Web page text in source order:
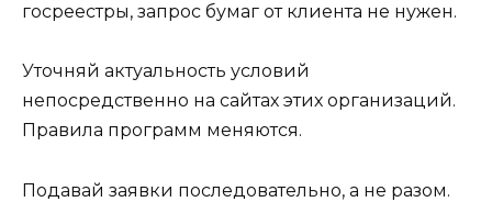
госреестры, запрос бумаг от клиента не нужен.
Уточняй актуальность условий
непосредственно на сайтах этих организаций.
Правила программ меняются.
Подавай заявки последовательно, а не разом.